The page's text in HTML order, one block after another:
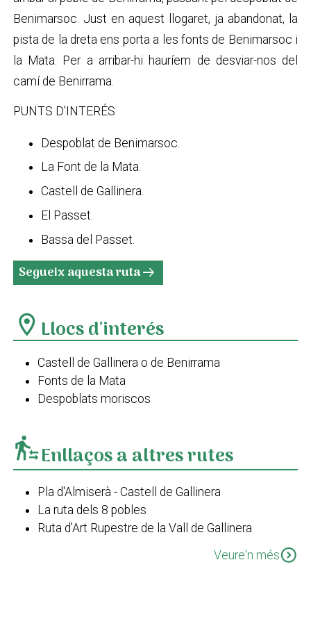
Benimarsoc. Just en aquest llogaret, ja abandonat, la
pista de la dreta ens porta a les fonts de Benimarsoc i
la Mata. Per a arribar-hi hauríem de desviar-nos del
camí de Benirrama.
PUNTS D'INTERÉS
Despoblat de Benimarsoc.
La Font de la Mata.
Castell de Gallinera.
El Passet.
Bassa del Passet.
Segueix aquesta rutaarrow_right_alt
location_on Llocs d'interés
Castell de Gallinera o de Benirrama
Fonts de la Mata
Despoblats moriscos
transfer_within_a_stationEnllaços a altres rutes
Pla d'Almiserà - Castell de Gallinera
La ruta dels 8 pobles
Ruta d'Art Rupestre de la Vall de Gallinera
Veure'n mésexpand_circle_down